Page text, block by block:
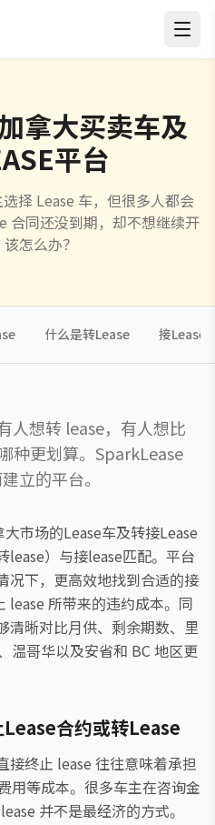
拿大买卖车及
平台
择 Lease 车，但很多人都会
合同还没到期，却不想继续开
怎么办？
什么是转Lease 接Lease
人想转 lease，有人想比
种更划算。SparkLease
立的平台。
市场的Lease车及转接Lease
lease）与接lease匹配。平台
况下，更高效地找到合适的接
lease 所带来的违约成本。同
清晰对比月供、剩余期数、里
温哥华以及安省和 BC 地区更
合约或转Lease
接终止 lease 往往意味着承担
用等成本。很多车主在咨询金
并不是最经济的方式。